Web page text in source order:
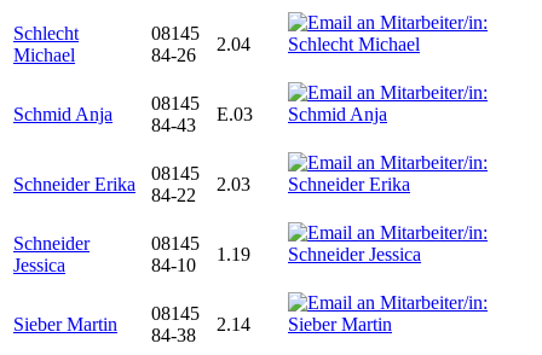
Schlecht
Michael
08145
84-26
2.04
Schmid Anja
08145
84-43
E.03
Schneider Erika
08145
84-22
2.03
Schneider
Jessica
08145
84-10
1.19
Sieber Martin
08145
84-38
2.14